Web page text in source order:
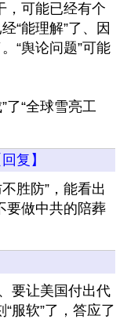
，可能已经有个
“能理解”了、因
“舆论问题”可能
了“全球雪亮工
回复】
胜防”，能看出
要做中共的陪葬
要让美国付出代
服软”了，答应了